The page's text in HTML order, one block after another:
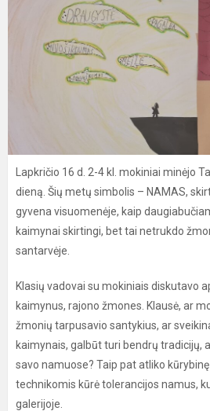
Lapkričio 16 d. 2-4 kl. mokiniai minėjo
dieną. Šių metų simbolis – NAMAS,
gyvena visuomenėje, kaip
kaimynai skirtingi, bet tai netrukdo
santarvėje.
Klasių vadovai su mokiniais diskutavo
kaimynus, rajono žmones. Klausė, ar
žmonių tarpusavio santykius, ar
kaimynais, galbūt turi bendrų tradicijų,
savo namuose? Taip pat atliko
technikomis kūrė tolerancijos namus,
galerijoje.